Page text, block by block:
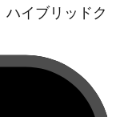
イブリッドク